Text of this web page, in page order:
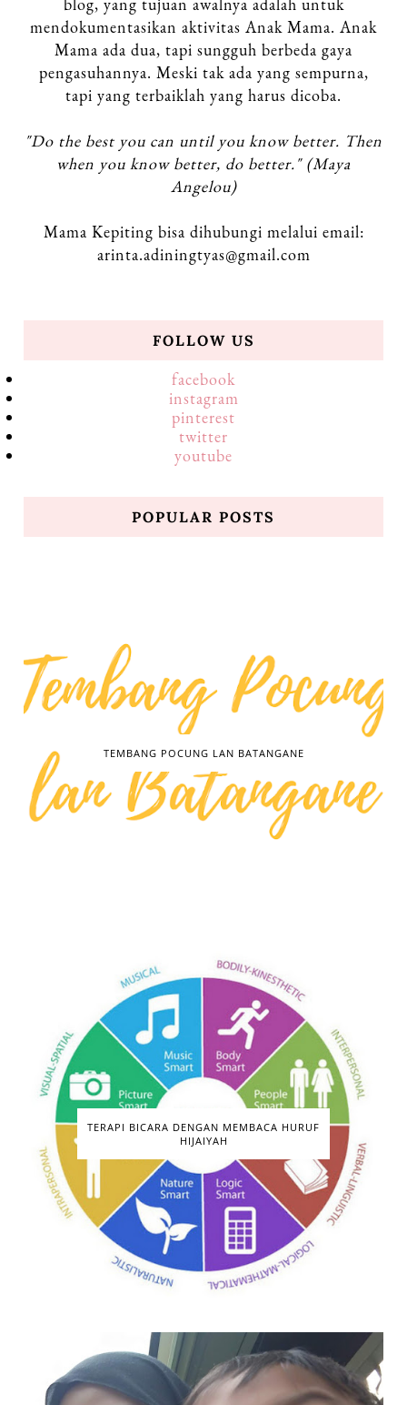
blog, yang tujuan awalnya adalah untuk
mendokumentasikan aktivitas Anak Mama. Anak
Mama ada dua, tapi sungguh berbeda gaya
pengasuhannya. Meski tak ada yang sempurna,
tapi yang terbaiklah yang harus dicoba.
"Do the best you can until you know better. Then
when you know better, do better." (Maya
Angelou)
Mama Kepiting bisa dihubungi melalui email:
arinta.adiningtyas@gmail.com
FOLLOW US
facebook
instagram
pinterest
twitter
youtube
POPULAR POSTS
TEMBANG POCUNG LAN BATANGANE
TERAPI BICARA DENGAN MEMBACA HURUF
HIJAIYAH